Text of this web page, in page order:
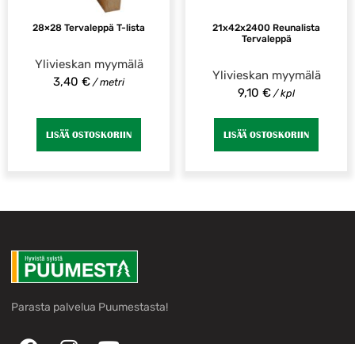
28×28 Tervaleppä T-lista
Ylivieskan myymälä
3,40 € / metri
LISÄÄ OSTOSKORIIN
21x42x2400 Reunalista
Tervaleppä
Ylivieskan myymälä
9,10 € / kpl
LISÄÄ OSTOSKORIIN
Parasta palvelua Puumestasta!